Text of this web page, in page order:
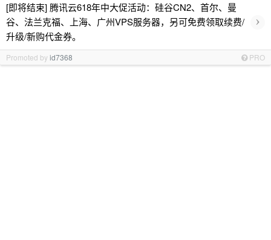
[即将结束] 腾讯云618年中大促活动：硅谷CN2、首尔、曼
谷、法兰克福、上海、广州VPS服务器，另可免费领取续费/
升级/新购代金券。
›
Promoted byid7368 PRO